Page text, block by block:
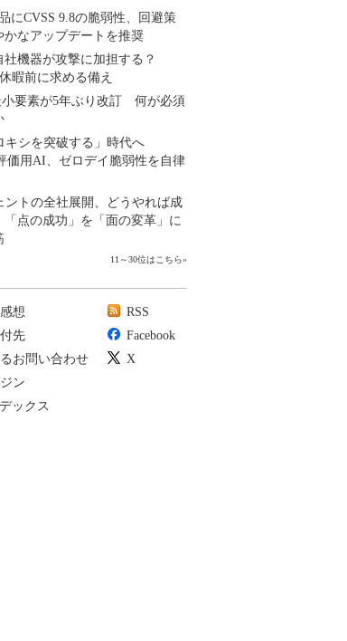
にCVSS 9.8の脆弱性、回避策
なアップデートを推奨
社機器が攻撃に加担する？
暇前に求める備え
小要素が5年ぶり改訂 何が必須
キシを突破する」時代へ
価用AI、ゼロデイ脆弱性を自律
ントの全社展開、どうやれば成
点の成功」を「面の変革」に
11～30位はこちら»
想
先
お問い合わせ
ン
ックス
RSS
Facebook
X